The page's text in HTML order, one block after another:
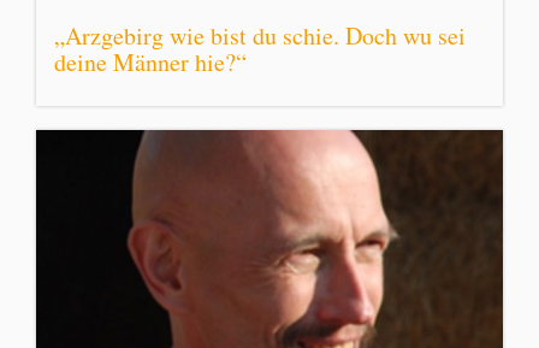
„Arzgebirg wie bist du schie. Doch wu sei
deine Männer hie?“